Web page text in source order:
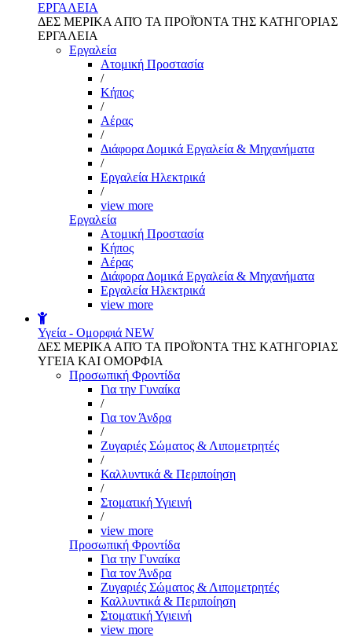
ΕΡΓΑΛΕΙΑ
ΔΕΣ ΜΕΡΙΚΑ ΑΠΌ ΤΑ ΠΡΟΪΌΝΤΑ ΤΗΣ ΚΑΤΗΓΟΡΙΑΣ
ΕΡΓΑΛΕΙΑ
Εργαλεία
Aτομική Προστασία
/
Kήπος
/
Αέρας
/
Διάφορα Δομικά Εργαλεία & Μηχανήματα
/
Εργαλεία Ηλεκτρικά
/
view more
Εργαλεία
Aτομική Προστασία
Kήπος
Αέρας
Διάφορα Δομικά Εργαλεία & Μηχανήματα
Εργαλεία Ηλεκτρικά
view more
Υγεία - Ομορφιά NEW
ΔΕΣ ΜΕΡΙΚΑ ΑΠΌ ΤΑ ΠΡΟΪΌΝΤΑ ΤΗΣ ΚΑΤΗΓΟΡΙΑΣ
ΥΓΕΙΑ ΚΑΙ ΟΜΟΡΦΙΑ
Προσωπική Φροντίδα
Για την Γυναίκα
/
Για τον Άνδρα
/
Ζυγαριές Σώματος & Λιπομετρητές
/
Καλλυντικά & Περιποίηση
/
Στοματική Υγιεινή
/
view more
Προσωπική Φροντίδα
Για την Γυναίκα
Για τον Άνδρα
Ζυγαριές Σώματος & Λιπομετρητές
Καλλυντικά & Περιποίηση
Στοματική Υγιεινή
view more